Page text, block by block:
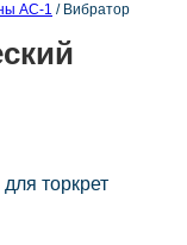
АС-1 / Вибратор
торкрет